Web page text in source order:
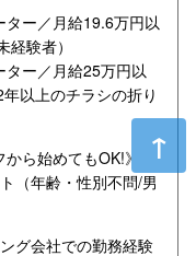
ー／月給19.6万円以
験者）
ー／月給25万円以
以上のチラシの折り
ら始めてもOK!》
（年齢・性別不問/男
グ会社での勤務経験